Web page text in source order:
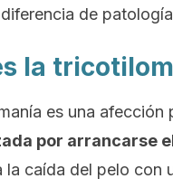
de
la
es una
por arrancarse
la caída del pelo con